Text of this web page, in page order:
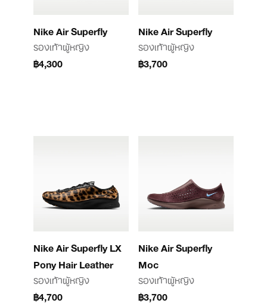
Nike Air Superfly
รองเท้าผู้หญิง
฿4,300
Nike Air Superfly
รองเท้าผู้หญิง
฿3,700
Nike Air Superfly LX
Pony Hair Leather
รองเท้าผู้หญิง
฿4,700
Nike Air Superfly
Moc
รองเท้าผู้หญิง
฿3,700